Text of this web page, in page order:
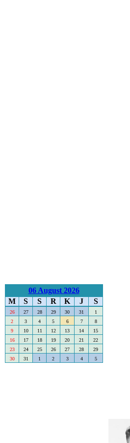
06 August 2026
M
S S R K J S
26 27 28 29 30 31
1
2
3 4 5 6 7
8
9
10 11 12 13 14
15
16
17 18 19 20 21
22
23
24 25 26 27 28
29
30
31 1 2 3 4 5